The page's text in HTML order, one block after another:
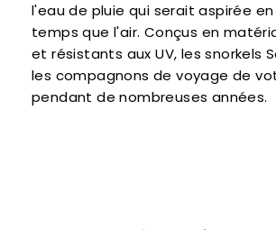
l'eau de pluie qui serait aspirée
temps que l'air. Conçus en
et résistants aux UV, les snorkels
les compagnons de voyage de
pendant de nombreuses années.